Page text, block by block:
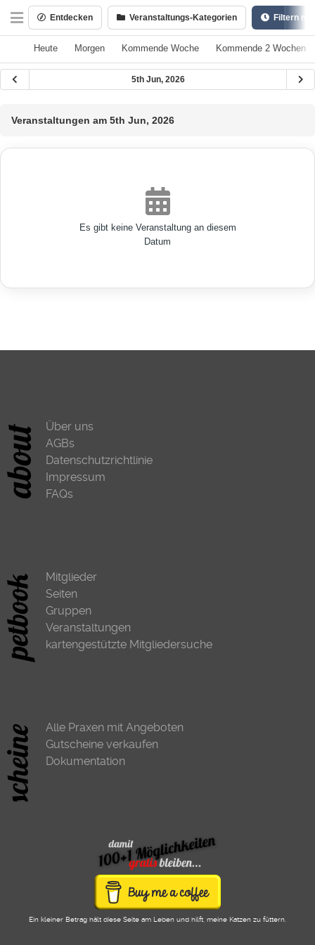
Entdecken Veranstaltungs-Kategorien Filtern
Heute Morgen Kommende Woche Kommende 2 Wochen
5th Jun, 2026
Veranstaltungen am 5th Jun, 2026
Es gibt keine Veranstaltung an diesem
Datum
Über uns
AGBs
Datenschutzrichtlinie
Impressum
FAQs
Mitglieder
Seiten
Gruppen
Veranstaltungen
kartengestützte Mitgliedersuche
Alle Praxen mit Angeboten
Gutscheine verkaufen
Dokumentation
Ein kleiner Betrag hält diese Seite am Leben und hilft, meine Katzen zu füttern.